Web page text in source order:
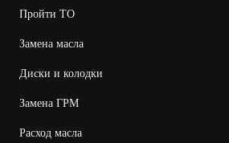
Пройти ТО
Замена масла
Диски и колодки
Замена ГРМ
Расход масла